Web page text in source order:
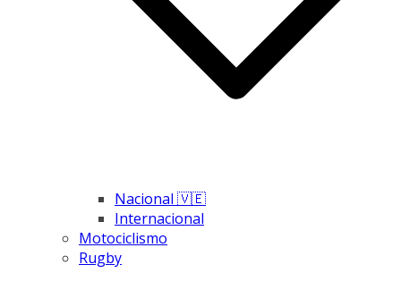
Nacional 🇻🇪
Internacional
Motociclismo
Rugby